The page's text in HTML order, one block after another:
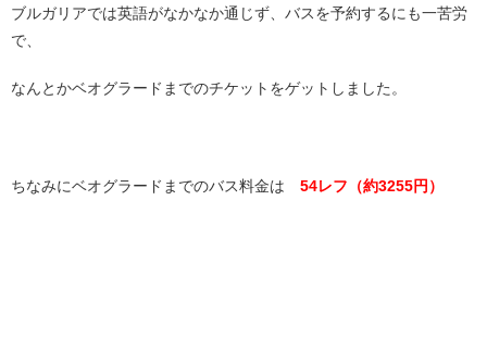
ブルガリアでは英語がなかなか通じず、バスを予約するにも一苦労
で、
なんとかベオグラードまでのチケットをゲットしました。
ちなみにベオグラードまでのバス料金は 54レフ（約3255円）